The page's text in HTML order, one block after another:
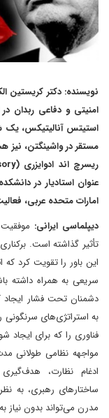
نویسنده: دکتر کریستین
امنیتی و دفاعی ربدان
مستقر در واشینگتن، نیز
عنوان استادیار در
امارات متحده عربی،
دیپلماسی ایرانی: موفقیت
تأثیر گذاشته است.
این باور را تقویت کرد
سریعی به همراه داشته
دشمنان تحت فشار ایجاد
به استراتژی‌های سرنگونی
فناوری را که برای
مواجهه نظامی طولانی
ادغام نظارت،
ساختارهای رهبری، به
مدرن می‌تواند بدون نیاز